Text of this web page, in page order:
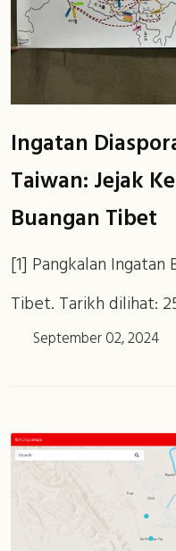
Ingatan
Taiwan: Jejak
Buangan Tibet
[1] Pangkalan Ingatan
Tibet. Tarikh dilihat:
September 02, 2024